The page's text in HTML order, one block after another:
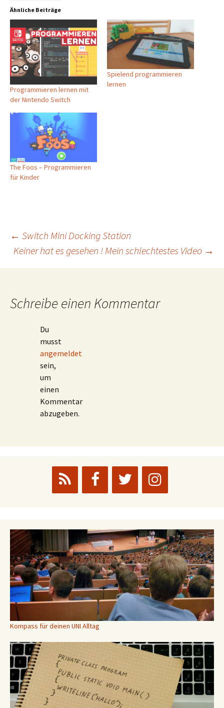
Ähnliche Beiträge
Programmieren lernen mit
der Nintendo Switch
Spielend programmieren
lernen
The Foos – Programmieren
für Kinder
Beitragsnavigation
← Switch Mini Docking Station
Keiner hat es gesehen ! Mein schlechtestes Video →
Schreibe einen Kommentar
Du
musst
angemeldet
sein,
um
einen
Kommentar
abzugeben.
Kompass für deinen UNI Alltag